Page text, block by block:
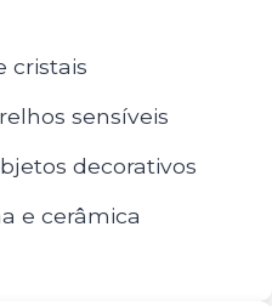
cristais
sensíveis
decorativos
e cerâmica